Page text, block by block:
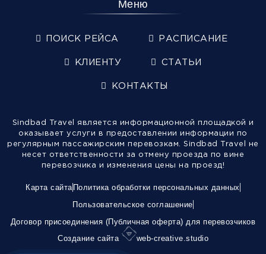
Меню
ПОИСК РЕЙСА РАСПИСАНИЕ
КЛИЕНТУ СТАТЬИ
КОНТАКТЫ
Sindbad Travel является информационной площадкой и
оказывает услуги в предоставлении информации по
регулярным пассажирским перевозкам. Sindbad Travel не
несет ответственности за отмену проезда по вине
перевозчика и изменения цены на проезд!
Карта сайта Политика обработки персональных данных
Пользовательское соглашение
Договор присоединения (Публичная оферта) для перевозчиков
Создание сайта
web-creative.studio